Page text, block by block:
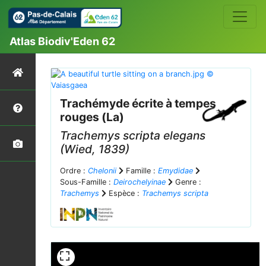
Atlas Biodiv'Eden 62
Trachémyde écrite à tempes
rouges (La)
Trachemys scripta elegans
(Wied, 1839)
Ordre : Chelonii Famille : Emydidae
Sous-Famille : Deirochelyinae
Genre :
Trachemys
Espèce : Trachemys scripta